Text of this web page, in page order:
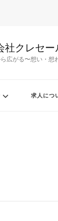
社クレセ
広がる〜想い・想
求人につ